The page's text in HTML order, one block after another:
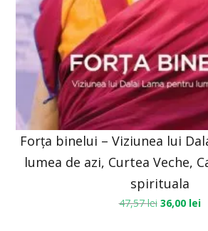
Forța binelui – Viziunea lui
lumea de azi, Curtea Veche,
spirituala
47,57lei 36,00 lei